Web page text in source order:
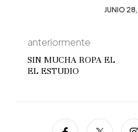
JUNIO
anteriormente
SIN MUCHA ROPA EL
EL ESTUDIO